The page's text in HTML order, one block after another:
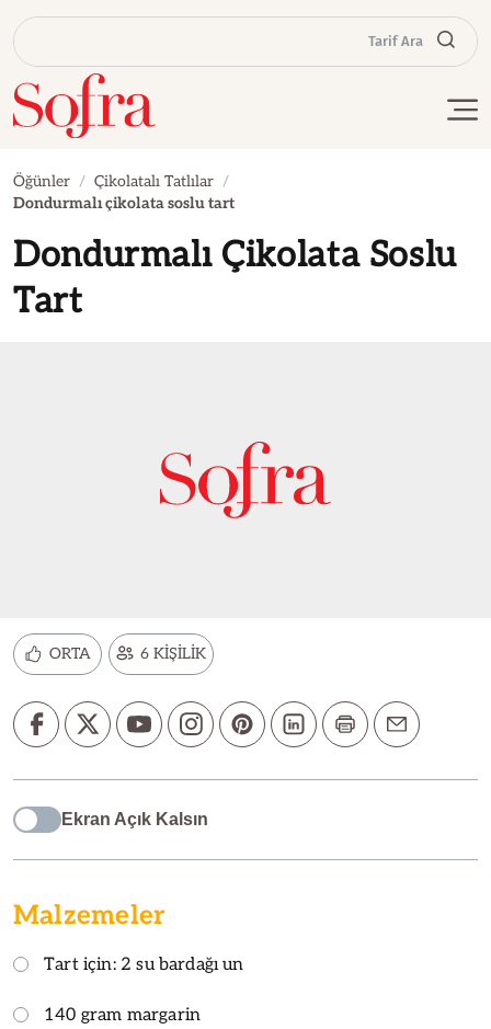
Tarif Ara
Öğünler
Çikolatalı Tatlılar
Dondurmalı çikolata soslu tart
Dondurmalı Çikolata Soslu
Tart
ORTA 6 KİŞİLİK
Ekran Açık Kalsın
Malzemeler
Tart için: 2 su bardağı un
140 gram margarin